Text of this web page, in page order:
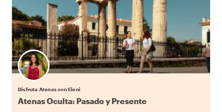
Disfruta Atenas con Eleni
Atenas Oculta: Pasado y Presente